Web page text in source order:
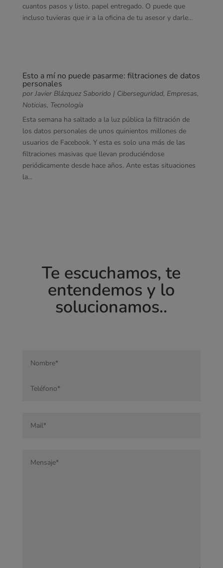
cuantos pasos y listo, papel entregado. O puede que
incluso tuvieras que ir a la oficina de tu asesor y darle...
Esto a mí no puede pasarme: filtraciones de datos
personales
porJavier Blázquez Saborido | Ciberseguridad, Empresas,
Noticias, Tecnología
Esta semana ha saltado a la luz pública la filtración de
los datos personales de unos quinientos millones de
usuarios de Facebook. Y esta es solo una más de las
filtraciones masivas que llevan produciéndose
periódicamente desde hace años. Ante estas situaciones
la...
Te escuchamos, te
entendemos y lo
solucionamos..